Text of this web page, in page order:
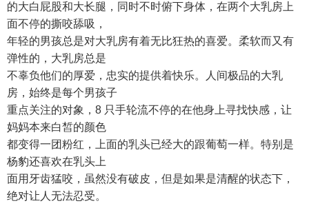
的大白屁股和大长腿，同时不时俯下身体，在两个大乳房上
面不停的撕咬舔吸，
年轻的男孩总是对大乳房有着无比狂热的喜爱。柔软而又有
弹性的，大乳房总是
不辜负他们的厚爱，忠实的提供着快乐。人间极品的大乳
房，始终是每个男孩子
重点关注的对象，8 只手轮流不停的在他身上寻找快感，让
妈妈本来白皙的颜色
都变得一团粉红，上面的乳头已经大的跟葡萄一样。特别是
杨豹还喜欢在乳头上
面用牙齿猛咬，虽然没有破皮，但是如果是清醒的状态下，
绝对让人无法忍受。